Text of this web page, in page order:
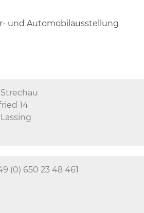
und Automobilausstellung
14
(0) 650 23 48 461